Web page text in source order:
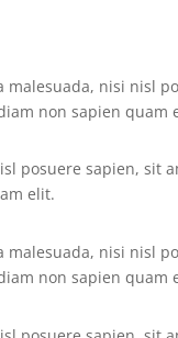
malesuada, nisi nisl
non sapien quam
posuere sapien, sit
elit.
malesuada, nisi nisl
non sapien quam